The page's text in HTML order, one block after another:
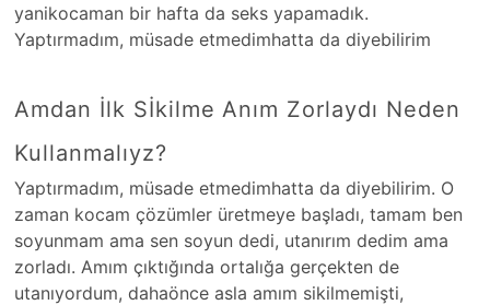
yanikocaman bir hafta da seks yapamadık.
Yaptırmadım, müsade etmedimhatta da diyebilirim
Amdan İlk Sİkilme Anım Zorlaydı Neden
Kullanmalıyz?
Yaptırmadım, müsade etmedimhatta da diyebilirim. O
zaman kocam çözümler üretmeye başladı, tamam ben
soyunmam ama sen soyun dedi, utanırım dedim ama
zorladı. Amım çıktığında ortalığa gerçekten de
utanıyordum, dahaönce asla amım sikilmemişti,